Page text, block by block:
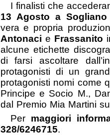
I finalisti che
13 Agosto a Sogliano
vera e propria
Antonaci e Frassanito
alcune etichette
di farsi ascoltare
protagonisti di un
protagonisti nomi come
Principe e Socio M.,
dal Premio Mia Martini
Per maggiori
328/6246715.